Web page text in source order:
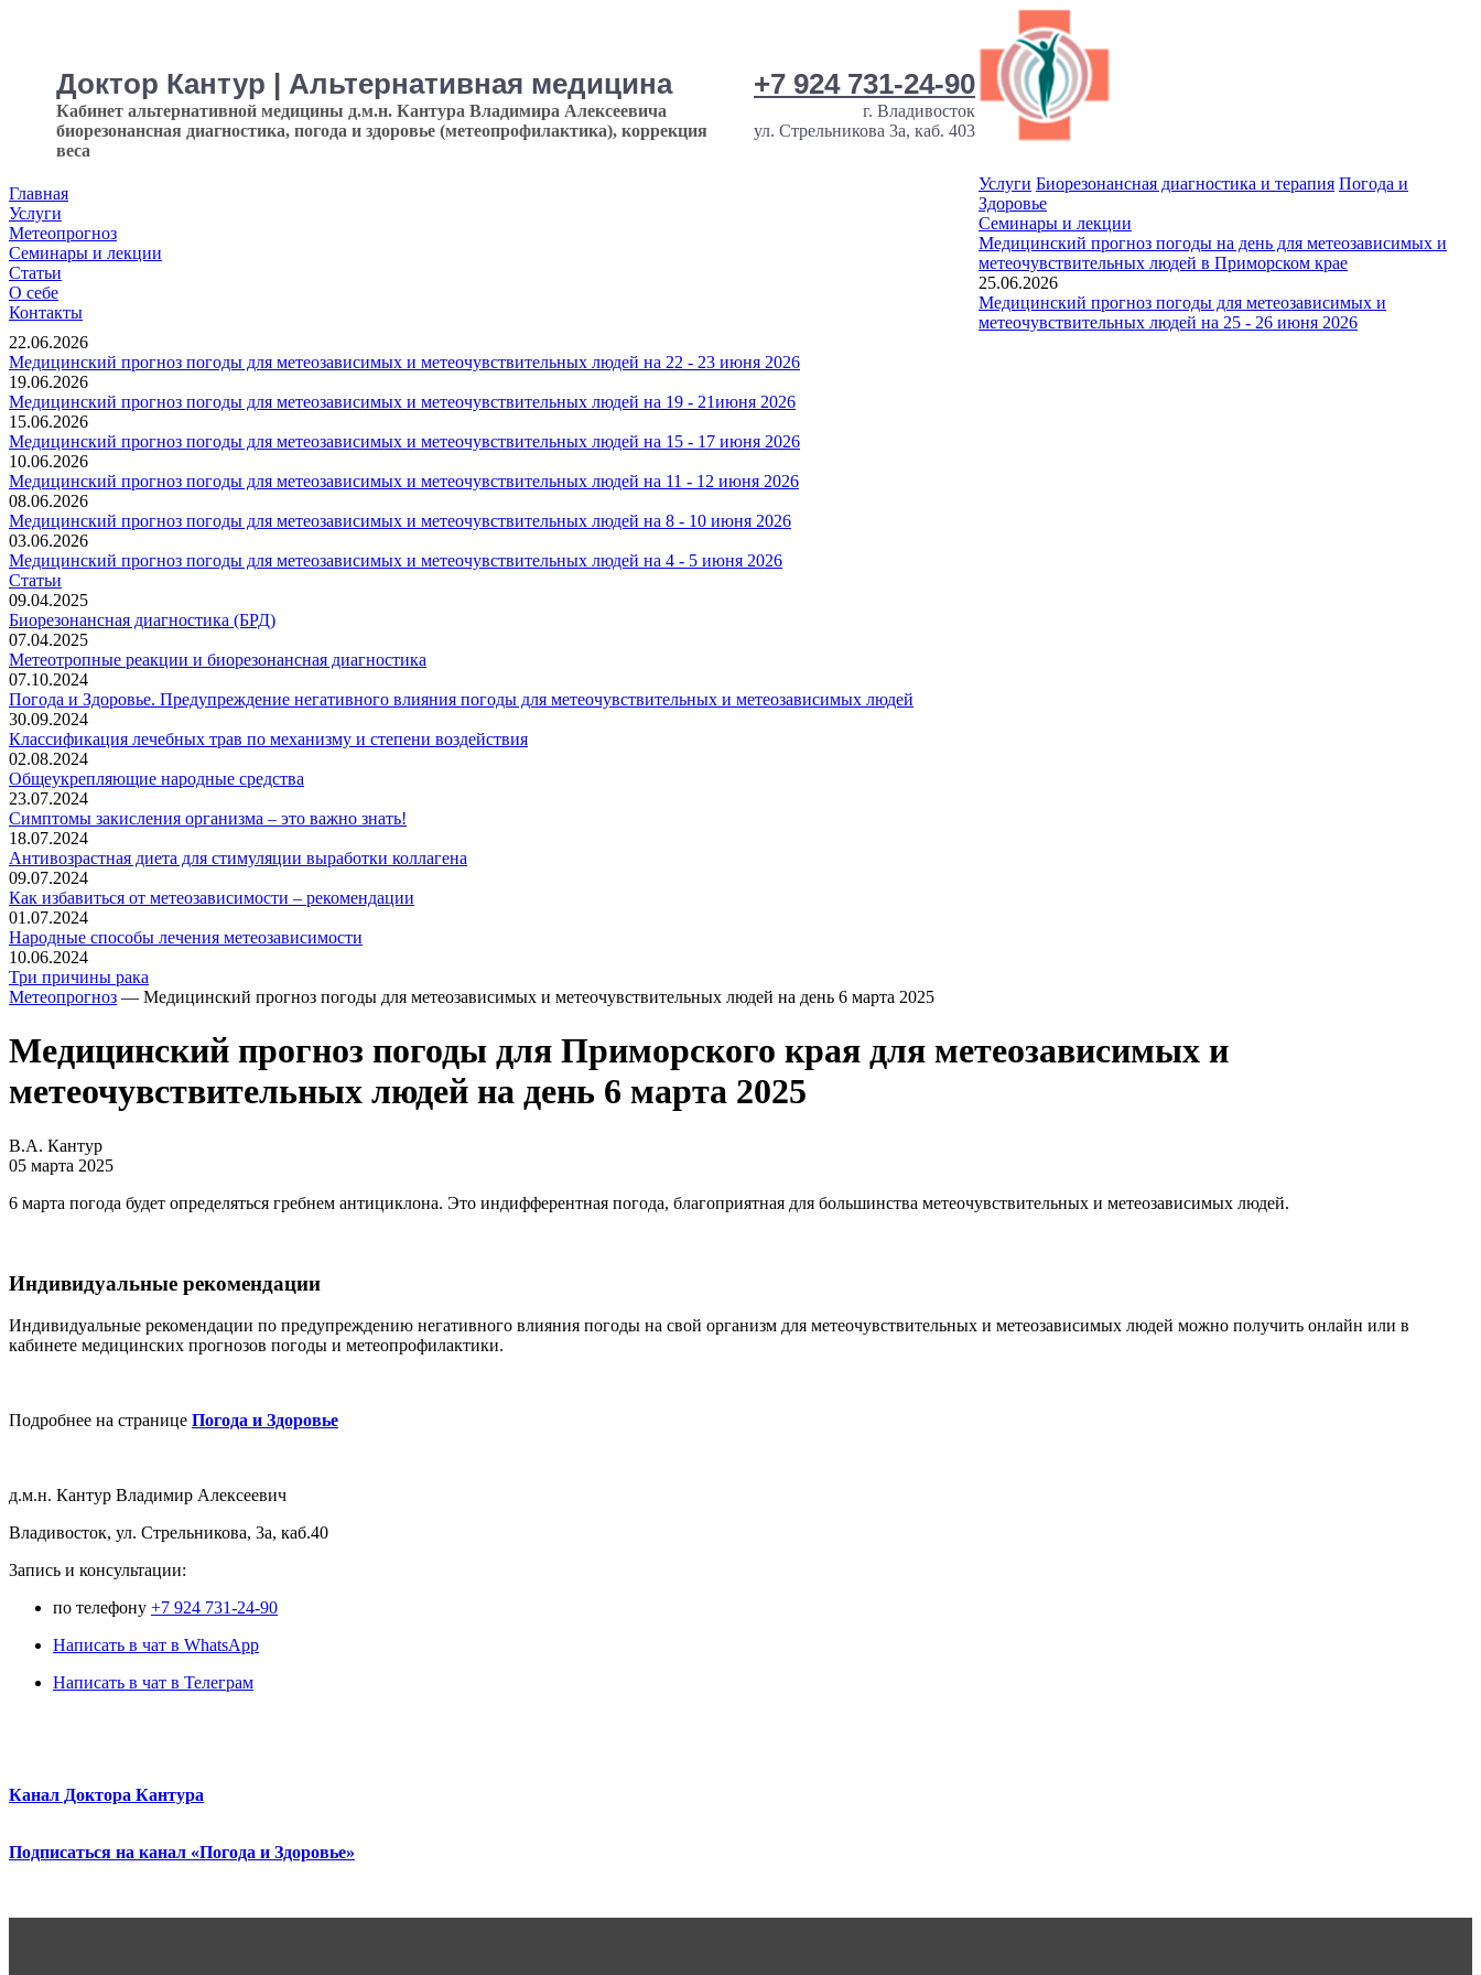
Доктор Кантур | Альтернативная медицина
Кабинет альтернативной медицины д.м.н. Кантура Владимира Алексеевича
биорезонансная диагностика, погода и здоровье (метеопрофилактика), коррекция
веса
+7 924 731-24-90
г. Владивосток
ул. Стрельникова 3а, каб. 403
Главная
Услуги
Метеопрогноз
Семинары и лекции
Статьи
О себе
Контакты
Услуги Биорезонансная диагностика и терапия Погода и
Здоровье
Семинары и лекции
Медицинский прогноз погоды на день для метеозависимых и
метеочувствительных людей в Приморском крае
25.06.2026
Медицинский прогноз погоды для метеозависимых и
метеочувствительных людей на 25 - 26 июня 2026
22.06.2026
Медицинский прогноз погоды для метеозависимых и метеочувствительных людей на 22 - 23 июня 2026
19.06.2026
Медицинский прогноз погоды для метеозависимых и метеочувствительных людей на 19 - 21июня 2026
15.06.2026
Медицинский прогноз погоды для метеозависимых и метеочувствительных людей на 15 - 17 июня 2026
10.06.2026
Медицинский прогноз погоды для метеозависимых и метеочувствительных людей на 11 - 12 июня 2026
08.06.2026
Медицинский прогноз погоды для метеозависимых и метеочувствительных людей на 8 - 10 июня 2026
03.06.2026
Медицинский прогноз погоды для метеозависимых и метеочувствительных людей на 4 - 5 июня 2026
Статьи
09.04.2025
Биорезонансная диагностика (БРД)
07.04.2025
Метеотропные реакции и биорезонансная диагностика
07.10.2024
Погода и Здоровье. Предупреждение негативного влияния погоды для метеочувствительных и метеозависимых людей
30.09.2024
Классификация лечебных трав по механизму и степени воздействия
02.08.2024
Общеукрепляющие народные средства
23.07.2024
Симптомы закисления организма – это важно знать!
18.07.2024
Антивозрастная диета для стимуляции выработки коллагена
09.07.2024
Как избавиться от метеозависимости – рекомендации
01.07.2024
Народные способы лечения метеозависимости
10.06.2024
Три причины рака
Метеопрогноз — Медицинский прогноз погоды для метеозависимых и метеочувствительных людей на день 6 марта 2025
Медицинский прогноз погоды для Приморского края для метеозависимых и
метеочувствительных людей на день 6 марта 2025
В.А. Кантур
05 марта 2025
6 марта погода будет определяться гребнем антициклона. Это индифферентная погода, благоприятная для большинства метеочувствительных и метеозависимых людей.
Индивидуальные рекомендации
Индивидуальные рекомендации по предупреждению негативного влияния погоды на свой организм для метеочувствительных и метеозависимых людей можно получить онлайн или в
кабинете медицинских прогнозов погоды и метеопрофилактики.
Подробнее на странице Погода и Здоровье
д.м.н. Кантур Владимир Алексеевич
Владивосток, ул. Стрельникова, 3а, каб.40
3апись и консультации:
по телефону +7 924 731-24-90
Написать в чат в WhatsApp
Написать в чат в Телеграм
Канал Доктора Кантура
Подписаться на канал «Погода и Здоровье»